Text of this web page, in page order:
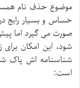
موضوع حذف نام همسر
حساس و بسیار رایج
صورت می گیرد اما پیش
شود، این امکان
شناسنامه اش پاک
است: